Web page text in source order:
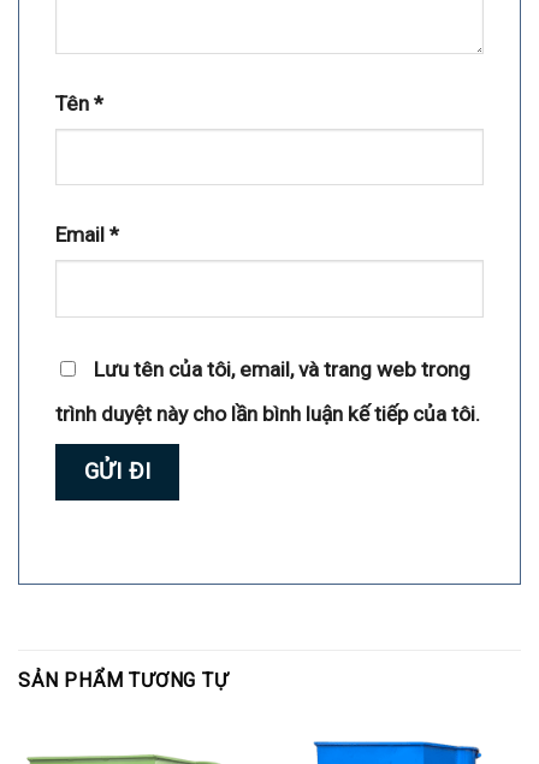
Tên *
Email *
Lưu tên của tôi, email, và trang web trong
trình duyệt này cho lần bình luận kế tiếp của tôi.
SẢN PHẨM TƯƠNG TỰ